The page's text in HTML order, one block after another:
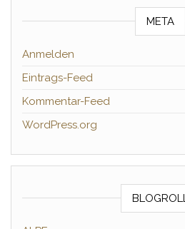
META
Anmelden
Eintrags-Feed
Kommentar-Feed
WordPress.org